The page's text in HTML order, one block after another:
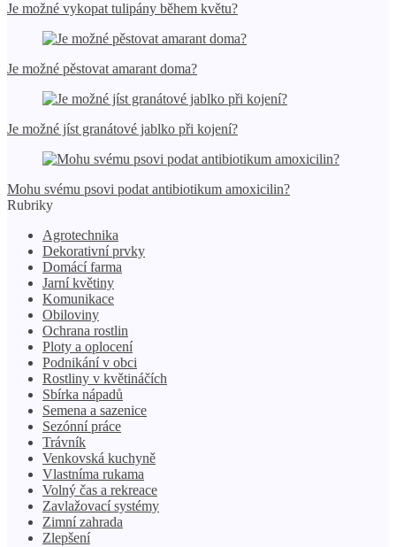
Je možné vykopat tulipány během květu?
Je možné pěstovat amarant doma?
Je možné jíst granátové jablko při kojení?
Mohu svému psovi podat antibiotikum amoxicilin?
Rubriky
Agrotechnika
Dekorativní prvky
Domácí farma
Jarní květiny
Komunikace
Obiloviny
Ochrana rostlin
Ploty a oplocení
Podnikání v obci
Rostliny v květináčích
Sbírka nápadů
Semena a sazenice
Sezónní práce
Trávník
Venkovská kuchyně
Vlastníma rukama
Volný čas a rekreace
Zavlažovací systémy
Zimní zahrada
Zlepšení